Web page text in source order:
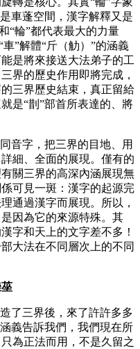
車蓬空間，漢字解釋又是
“輪”都代表最大的力量
”解體“斤（觔）”的涵義
是將來接送大法弟子的工
界的歷史作用即將完成，
三界歷史結束，真正留給
是“剒”部首所表達的、將
音字，把三界的目地、用
細、全面的展現。僅有的
關三界的高深內涵展現無
可見一斑：漢字的起源完
通過漢字而展現。所以，
因為它的來源特殊。其
字和天上的文字差不多！
大法在不同層次上的不同
了三界後，來了許許多多
義告訴我們，我們現在所
為正法而用，不是久留之